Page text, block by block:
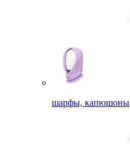
шарфы, капюшоны